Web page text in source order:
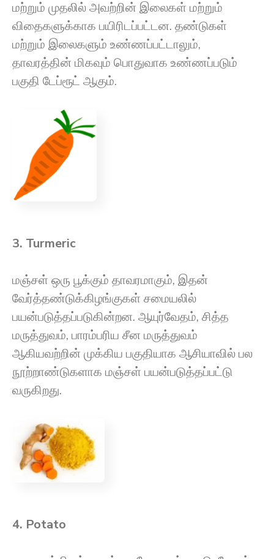
மற்றும் முதலில் அவற்றின் இலைகள் மற்றும்
விதைகளுக்காக பயிரிடப்பட்டன. தண்டுகள்
மற்றும் இலைகளும் உண்ணப்பட்டாலும்,
தாவரத்தின் மிகவும் பொதுவாக உண்ணப்படும்
பகுதி டேப்ரூட் ஆகும்.
3. Turmeric
மஞ்சள் ஒரு பூக்கும் தாவரமாகும், இதன்
வேர்த்தண்டுக்கிழங்குகள் சமையலில்
பயன்படுத்தப்படுகின்றன. ஆயுர்வேதம், சித்த
மருத்துவம், பாரம்பரிய சீன மருத்துவம்
ஆகியவற்றின் முக்கிய பகுதியாக ஆசியாவில் பல
நூற்றாண்டுகளாக மஞ்சள் பயன்படுத்தப்பட்டு
வருகிறது.
4. Potato